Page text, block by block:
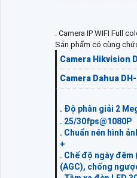
. Camera IP WIFI Full
Sản phẩm có cùng
Camera Hikvision
Camera Dahua
. Độ phân giải 2
. 25/30fps@1080P
. Chuẩn nén hình
+
. Chế độ ngày đêm
(AGC), chống